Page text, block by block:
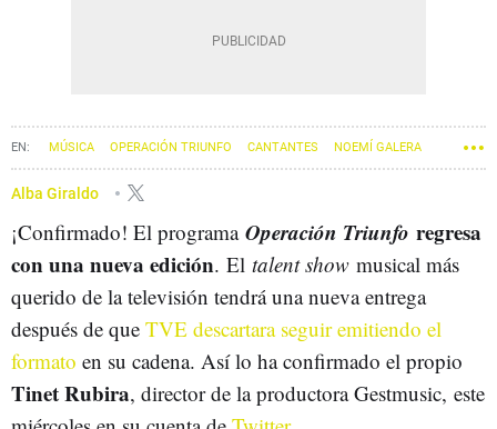
MÚSICA OPERACIÓN TRIUNFO CANTANTES NOEMÍ GALERA
AITANA
Alba Giraldo
¡Confirmado! El programa Operación Triunfo regresa
con una nueva edición. El talent show musical más
querido de la televisión tendrá una nueva entrega
después de que TVE descartara seguir emitiendo el
formato en su cadena. Así lo ha confirmado el propio
Tinet Rubira, director de la productora Gestmusic, este